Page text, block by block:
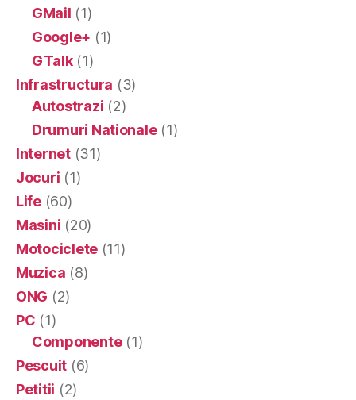
GMail (1)
Google+ (1)
GTalk(1)
Infrastructura (3)
Autostrazi (2)
Drumuri Nationale(1)
Internet(31)
Jocuri (1)
Life(60)
Masini (20)
Motociclete (11)
Muzica (8)
ONG (2)
PC (1)
Componente(1)
Pescuit (6)
Petitii (2)